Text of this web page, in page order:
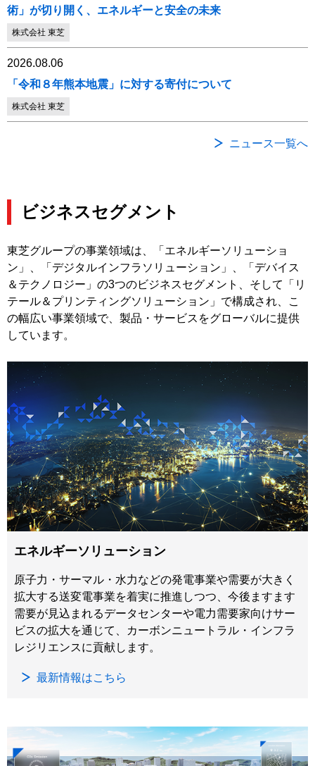
術」が切り開く、エネルギーと安全の未来
株式会社 東芝
2026.08.06
「令和８年熊本地震」に対する寄付について
株式会社 東芝
ニュース一覧へ
ビジネスセグメント
東芝グループの事業領域は、「エネルギーソリューショ
ン」、「デジタルインフラソリューション」、「デバイス
＆テクノロジー」の3つのビジネスセグメント、そして「リ
テール＆プリンティングソリューション」で構成され、こ
の幅広い事業領域で、製品・サービスをグローバルに提供
しています。
エネルギーソリューション
原子力・サーマル・水力などの発電事業や需要が大きく
拡大する送変電事業を着実に推進しつつ、今後ますます
需要が見込まれるデータセンターや電力需要家向けサー
ビスの拡大を通じて、カーボンニュートラル・インフラ
レジリエンスに貢献します。
最新情報はこちら